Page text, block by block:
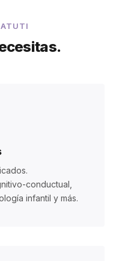
conductual,
infantil y más.